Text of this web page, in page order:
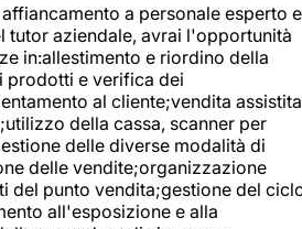
a personale esperto e
tutor aziendale, avrai l'opportunità
in:allestimento e riordino della
prodotti e verifica dei
al cliente;vendita assistita
della cassa, scanner per
delle diverse modalità di
delle vendite;organizzazione
del punto vendita;gestione del
all'esposizione e alla